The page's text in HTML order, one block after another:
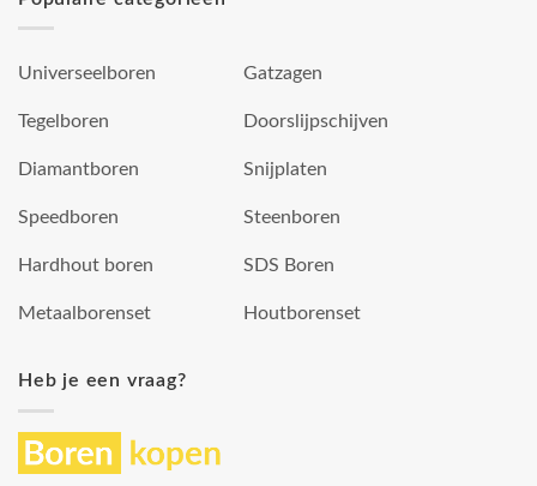
Universeelboren
Tegelboren
Diamantboren
Speedboren
Hardhout boren
Metaalborenset
Gatzagen
Doorslijpschijven
Snijplaten
Steenboren
SDS Boren
Houtborenset
Heb je een vraag?